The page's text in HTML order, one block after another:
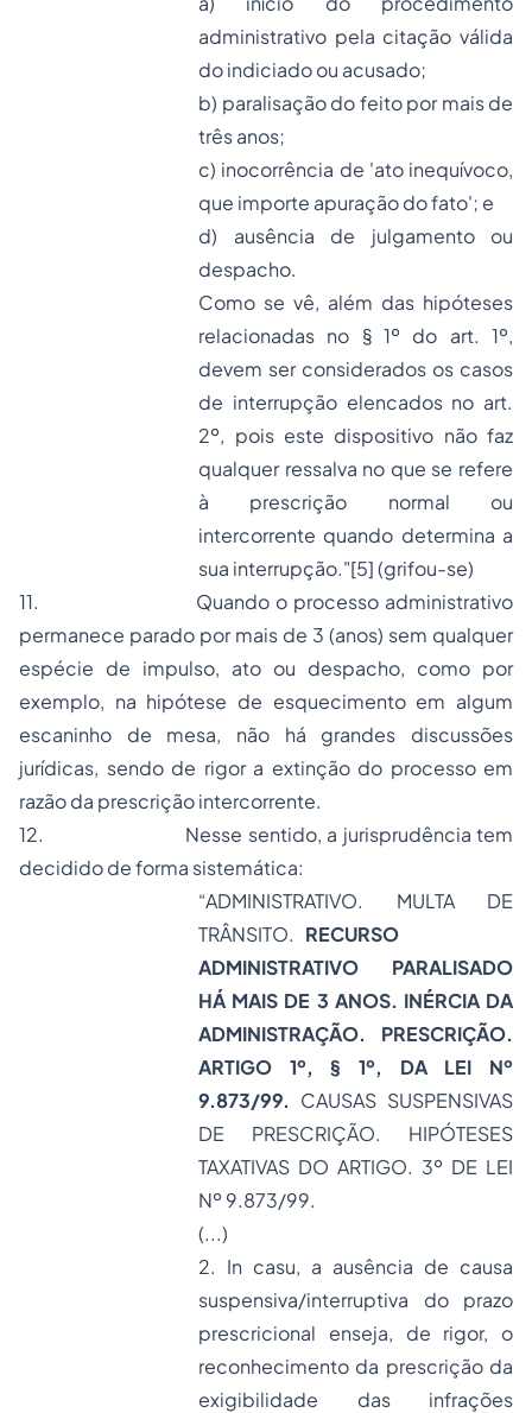
administrativo pela citação válida
do indiciado ou acusado;
b) paralisação do feito por mais de
três anos;
c) inocorrência de 'ato inequívoco,
que importe apuração do fato'; e
d) ausência de julgamento ou
despacho.
Como se vê, além das hipóteses
relacionadas no § 1º do art. 1º,
devem ser considerados os casos
de interrupção elencados no art.
2º, pois este dispositivo não faz
qualquer ressalva no que se refere
à prescrição normal ou
intercorrente quando determina a
sua interrupção."[5](grifou-se)
11. Quando o processo administrativo
permanece parado por mais de 3 (anos) sem qualquer
espécie de impulso, ato ou despacho, como por
exemplo, na hipótese de esquecimento em algum
escaninho de mesa, não há grandes discussões
jurídicas, sendo de rigor a extinção do processo em
razão da prescrição intercorrente.
12. Nesse sentido, a jurisprudência tem
decidido de forma sistemática:
“ADMINISTRATIVO. MULTA DE
TRÂNSITO. RECURSO
ADMINISTRATIVO PARALISADO
HÁ MAIS DE 3 ANOS. INÉRCIA DA
ADMINISTRAÇÃO.
PRESCRIÇÃO.
ARTIGO 1º, § 1º, DA LEI Nº
9.873/99. CAUSAS SUSPENSIVAS
DE PRESCRIÇÃO. HIPÓTESES
TAXATIVAS DO ARTIGO. 3º DE LEI
Nº 9.873/99.
(...)
2. In casu, a ausência de causa
suspensiva/interruptiva do prazo
prescricional enseja, de rigor, o
reconhecimento da prescrição da
exigibilidade das infrações